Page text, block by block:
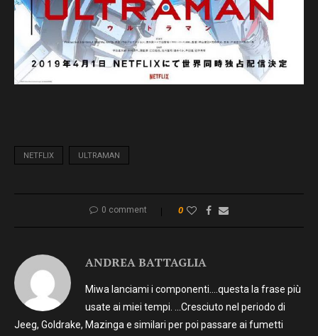
NETFLIX ULTRAMAN
0 comment 0
ANDREA BATTAGLIA
Miwa lanciami i componenti….questa la frase più
usate ai miei tempi. …Cresciuto nel periodo di
Jeeg, Goldrake, Mazinga e similari per poi passare ai fumetti